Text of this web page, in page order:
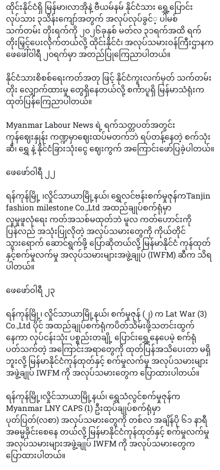
ထိုင်းနိုင်ငံရှိ မြန်မာ၊လာအိုနဲ့ ဗီယမ်နမ် နိုင်ငံသား ရွှေ့ပြောင်း
လုပ်သား ၃သိန်းကျော်အတွက် အလုပ်လုပ်ခွင်​့ ပါမစ်
သက်တမ်း တိုးရက်ကို ၂၀၂၆ခုနှစ် မတ်လ ၃၁ရက်အထိ ရက်
တိုးမြှင့်ပေးလိုက်တယ်လို့ ထိုင်းနိုင်ငံ၊ အလုပ်သမားဝန်ကြီးဌာနက
ဖေဖေါ်ဝါရီ ၂၀ရက်မှာ အတည်ပြုကြေညာပါတယ်။
နိုင်ငံသားစိစစ်ရေးကတ်အတု ဖြင့် နိုင်ငံကူးလက်မှတ် သက်တမ်း
တိုး လျှောက်ထားမှု တွေရှိနေတယ်လို့ စင်္ကာပူရှိ မြန်မာသံရုံးက
ထုတ်ပြန်ကြေညာပါတယ်။
Myanmar Labour News ရဲ့ ရက်သတ္တပတ်အတွင်း
ကုန်ဈေးနှုန်း ကဏ္ဍမှာဈေးထပ်မတက်ဘဲ ရပ်တန့်နေတဲ့ စက်သုံး
ဆီ၊ ရွှေ နဲ့ နိုင်ငံခြားသုံးငွေ ဈေးကွက် အကြောင်းဖော်ပြခဲ့ပါတယ်။
ဖေဖော်ဝါရီ ၂၂
ရန်ကုန်မြို့ ၊လှိုင်သာယာမြို့နယ်၊ ရွှေလင်ဗန်းစက်မှုဇုန်ကTanjin
fashion milestone Co.,Ltd အထည်ချုပ်စက်ရုံမှာ
လူမှုဖူလုံရေး ကတ်အသစ်မထုတ်ဘဲ မူလ ကတ်ဟောင်းကို
ပြန်လည် အသုံးပြုလိုတဲ့ အလုပ်သမားတွေကို ကိုယ်တိုင်
သွားရောက် ဆောင်ရွက်ဖို့ ပြောဆိုတယ်လို့ မြန်မာနိုင်ငံ ကုန်ထုတ်
နှင့်စက်မှုလက်မှု အလုပ်သမားများအဖွဲ့ချုပ် (IWFM) ဆီက သိရ
ပါတယ်။
ဖေဖော်ဝါရီ ၂၃
ရန်ကုန်မြို့၊ လှိုင်သာယာမြို့နယ်၊ စက်မှုဇုန် (၂) က Lat War (3)
Co.,Ltd ပိုင် အထည်ချုပ်စက်ရုံကပိတ်သိမ်းဖို့သတင်းထွက်
နေကာ လုပ်ငန်းသုံး ပစ္စည်းတချို့ ပြောင်းရွှေ့နေပေမဲ့ စက်ရုံ
ပတ်သက်တဲ့ အကြောင်းအရာတွေကို ထုတ်ပြန်အသိပေးတာ မရှိ
ဘူးလို့ မြန်မာနိုင်ငံကုန်ထုတ်နှင့် စက်မှုလက်မှု အလုပ်သမားများ
အဖွဲ့ချုပ် IWFM ကို အလုပ်သမားတွေက ပြောထားပါတယ်။
ရန်ကုန်မြို့၊လှိုင်သာယာမြို့နယ်၊ ရွှေသံလွင်စက်မှုဇုန်က
Myanmar LNY CAPS (1) ဦးထုပ်ချုပ်စက်ရုံမှာ
ပုတ်ပြတ်(လစာ) အလုပ်သမားတွေကို တစ်လ အချိန်ပို ၆၁ နာရီ
အဓမ္မခိုင်းစေနေ တယ်လို့ မြန်မာနိုင်ငံကုန်ထုတ်နှင့် စက်မှုလက်မှု
အလုပ်သမားများအဖွဲ့ချုပ် IWFM ကို အလုပ်သမားတွေက
ပြောထားပါတယ်။